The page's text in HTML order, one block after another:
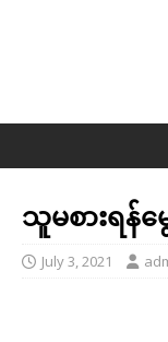
သူမစားရန်မွ
July 3, 2021